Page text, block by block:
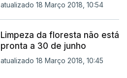
atualizado 18 Março 2018, 10:54
Limpeza da floresta não está
pronta a 30 de junho
atualizado 18 Março 2018, 10:45